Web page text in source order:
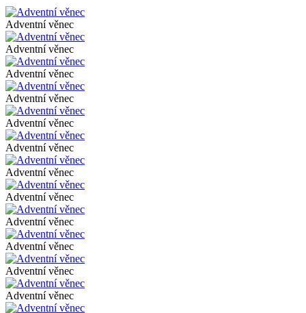
Adventní věnec
Adventní věnec
Adventní věnec
Adventní věnec
Adventní věnec
Adventní věnec
Adventní věnec
Adventní věnec
Adventní věnec
Adventní věnec
Adventní věnec
Adventní věnec